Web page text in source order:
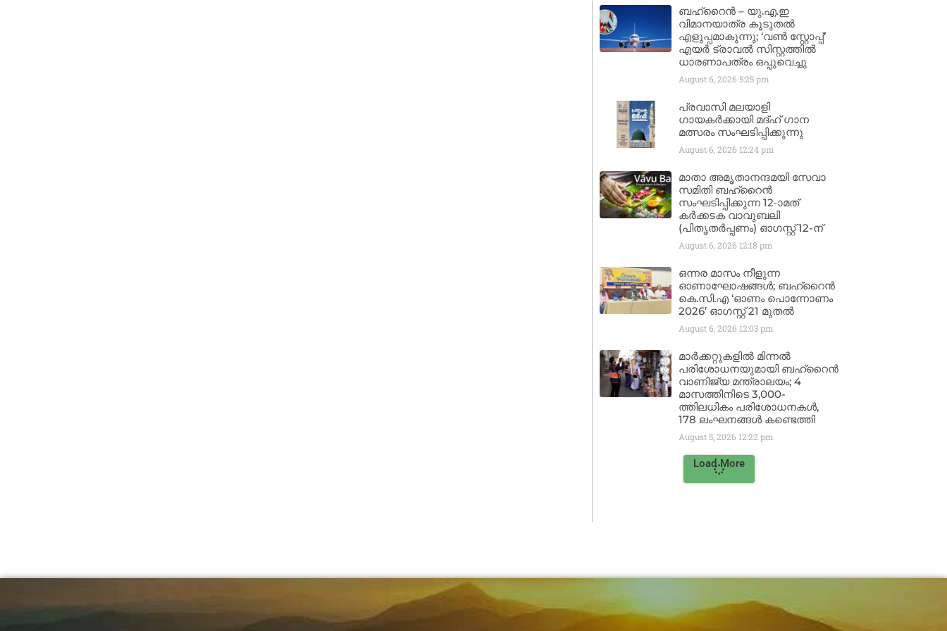
ബഹ്‌റൈൻ – യു.എ.ഇ
വിമാനയാത്ര കൂടുതൽ
എളുപ്പമാകുന്നു; ‘വൺ സ്റ്റോപ്പ്’
എയർ ട്രാവൽ സിസ്റ്റത്തിൽ
ധാരണാപത്രം ഒപ്പുവെച്ചു
August 6, 2026 5:25 pm
പ്രവാസി മലയാളി
ഗായകർക്കായി മദ്ഹ് ഗാന
മത്സരം സംഘടിപ്പിക്കുന്നു
August 6, 2026 12:24 pm
മാതാ അമൃതാനന്ദമയി സേവാ
സമിതി ബഹ്‌റൈൻ
സംഘടിപ്പിക്കുന്ന 12-ാമത്
കർക്കടക വാവുബലി
(പിതൃതർപ്പണം) ഓഗസ്റ്റ് 12-ന്
August 6, 2026 12:18 pm
ഒന്നര മാസം നീളുന്ന
ഓണാഘോഷങ്ങൾ; ബഹ്‌റൈൻ
കെ.സി.എ ‘ഓണം പൊന്നോണം
2026’ ഓഗസ്റ്റ് 21 മുതൽ
August 6, 2026 12:03 pm
മാർക്കറ്റുകളിൽ മിന്നൽ
പരിശോധനയുമായി ബഹ്‌റൈൻ
വാണിജ്യ മന്ത്രാലയം; 4
മാസത്തിനിടെ 3,000-
ത്തിലധികം പരിശോധനകൾ,
178 ലംഘനങ്ങൾ കണ്ടെത്തി
August 5, 2026 12:22 pm
Load More